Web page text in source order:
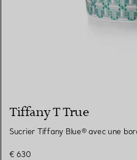
Tiffany T True
Sucrier Tiffany Blue® avec une
€ 630